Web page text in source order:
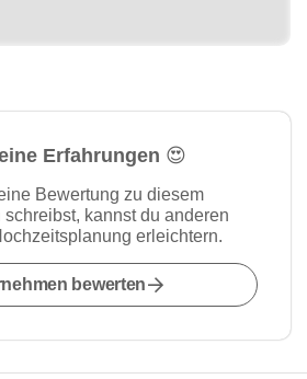
Erfahrungen 😍
Bewertung zu diesem
schreibst, kannst du anderen
erleichtern.
bewerten